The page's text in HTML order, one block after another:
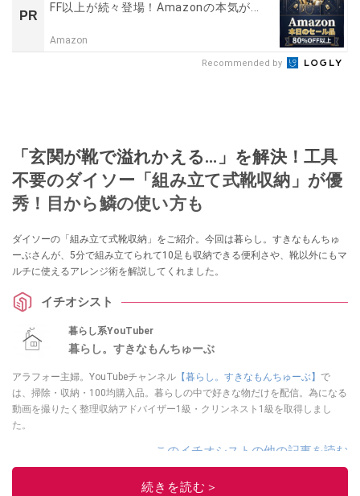
PR
FF以上が続々登場！Amazonの本気が...
Amazon
Recommended by
「玄関が靴で溢れかえる…」を解決！工具
不要のダイソー「組み立て式靴収納」が優
秀！目から鱗の使い方も
ダイソーの「組み立て式靴収納」をご紹介。今回は暮らし。すきなもんちゅ
ーぶさんが、5分で組み立てられて10足も収納できる便利さや、靴以外にもマ
ルチに使えるアレンジ術を解説してくれました。
イチオシスト
暮らし系YouTuber
暮らし。すきなもんちゅーぶ
アラフォー主婦。YouTubeチャンネル 【暮らし。すきなもんちゅーぶ】 で
は、掃除・収納・100均購入品。暮らしの中で好きな物だけを配信。為になる
動画を撮りたく整理収納アドバイザー1級・クリンネスト1級を取得しまし
た。
このイチオシストの他の記事を読む
続きを読む＞